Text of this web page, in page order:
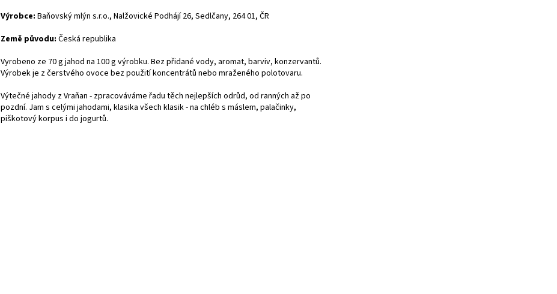
Výrobce: Baňovský mlýn s.r.o., Nalžovické Podhájí 26, Sedlčany, 264 01, ČR
Země původu: Česká republika
Vyrobeno ze 70 g jahod na 100 g výrobku. Bez přidané vody, aromat, barviv, konzervantů.
Výrobek je z čerstvého ovoce bez použití koncentrátů nebo mraženého polotovaru.
Výtečné jahody z Vraňan - zpracováváme řadu těch nejlepších odrůd, od ranných až po
pozdní. Jam s celými jahodami, klasika všech klasik - na chléb s máslem, palačinky,
piškotový korpus i do jogurtů.